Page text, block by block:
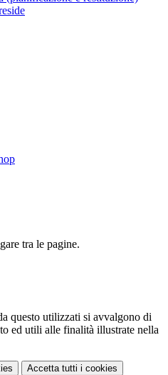
tra le pagine.
questo utilizzati si avvalgono di
ed utili alle finalità illustrate nella
Accetta tutti i cookies